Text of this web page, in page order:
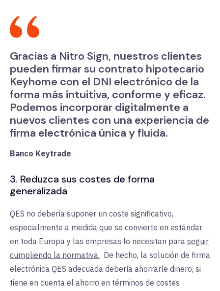
Gracias a Nitro Sign, nuestros clientes
pueden firmar su contrato hipotecario
Keyhome con el DNI electrónico de la
forma más intuitiva, conforme y eficaz.
Podemos incorporar digitalmente a
nuevos clientes con una experiencia de
firma electrónica única y fluida.
Banco Keytrade
3. Reduzca sus costes de forma
generalizada
QES no debería suponer un coste significativo,
especialmente a medida que se convierte en estándar
en toda Europa y las empresas lo necesitan para seguir
cumpliendo la normativa. De hecho, la solución de firma
electrónica QES adecuada debería ahorrarle dinero, si
tiene en cuenta el ahorro en términos de costes